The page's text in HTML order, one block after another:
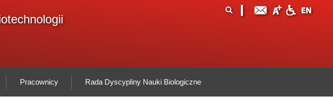
Pracownicy Rada Dyscypliny Nauki Biologiczne